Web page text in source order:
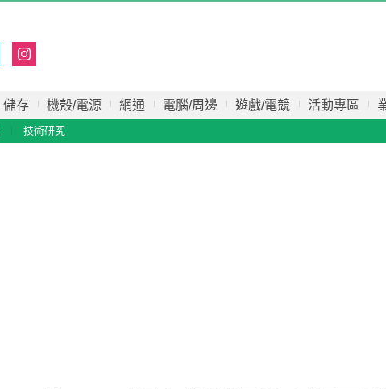
儲存 機殼/電源 網通 電腦/周邊 遊戲/電競 活動專區
技術研究